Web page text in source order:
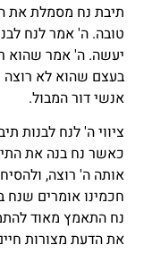
תיבת נח מסמלת את
טובה. ה' אמר לנח
יעשה. ה' אמר שהוא
בעצם שהוא לא רוצה
אנשי דור המבול.
ציווי ה' לנח לבנות
כאשר נח בנה את
אותה ה' רוצה,
חכמינו אומרים
נח התאמץ מאוד
את הדעת מצורות